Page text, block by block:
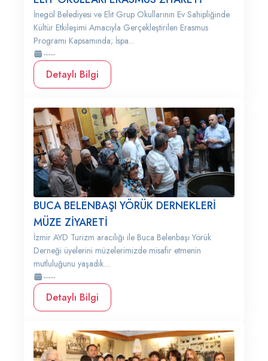
İnegöl Belediyesi ve Elit Grup Okullarının Ev Sahipliğinde
Kültür Etkileşimi Amacıyla Gerçekleştirilen Erasmus
Programı Kapsamında; İspa...
-----
Detaylı Bilgi
BUCA BELENBAŞI YÖRÜK DERNEKLERİ
MÜZE ZİYARETİ
İzmir AYD Turizm aracılığı ile Buca Belenbaşı Yörük
Derneği üyelerini müzelerimizde misafir etmenin
mutluluğunu yaşadık....
-----
Detaylı Bilgi